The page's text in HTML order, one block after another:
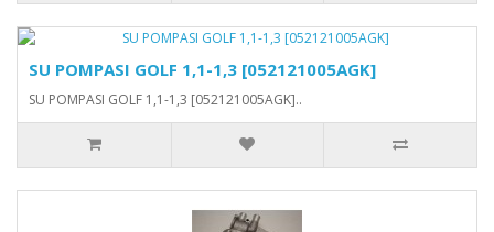
SU POMPASI GOLF 1,1-1,3 [052121005AGK]
SU POMPASI GOLF 1,1-1,3 [052121005AGK]..